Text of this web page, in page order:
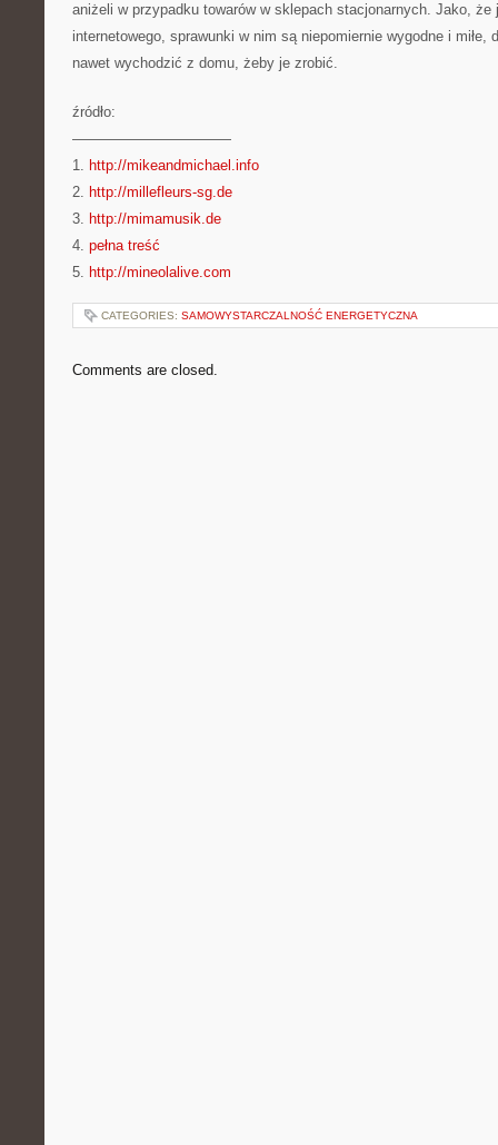
aniżeli w przypadku towarów w sklepach stacjonarnych. Jako,
internetowego, sprawunki w nim są niepomiernie wygodne i miłe,
nawet wychodzić z domu, żeby je zrobić.
źródło:
———————————
1. http://mikeandmichael.info
2. http://millefleurs-sg.de
3. http://mimamusik.de
4. pełna treść
5. http://mineolalive.com
CATEGORIES: SAMOWYSTARCZALNOŚĆ ENERGETYCZNA
Comments are closed.